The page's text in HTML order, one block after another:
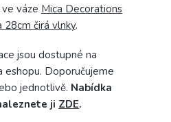
ve váze Mica Decorations
28cm čirá vlnky.
jsou dostupné na
eshopu. Doporučujeme
jednotlivě. Nabídka
ji ZDE.